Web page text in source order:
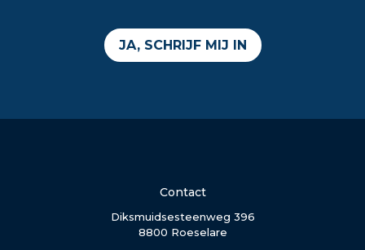
JA, SCHRIJF MIJ IN
Contact
Diksmuidsesteenweg 396
8800 Roeselare